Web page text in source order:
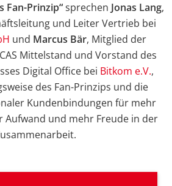
Fan-Prinzip“sprechen Jonas Lang,
und Leiter Vertrieb bei
und Marcus Bär, Mitglied der
Mittelstand und Vorstand des
Digital Office bei Bitkom e.V.,
des Fan-Prinzips und die
Kundenbindungen für mehr
Aufwand und mehr Freude in der